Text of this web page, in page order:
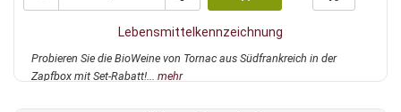
Lebensmittelkennzeichnung
Probieren Sie die BioWeine von Tornac aus Südfrankreich in der
Zapfbox mit Set-Rabatt!... mehr